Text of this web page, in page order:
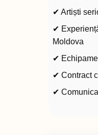
✔ Artiști
✔
Moldova
✔
✔ Contract
✔